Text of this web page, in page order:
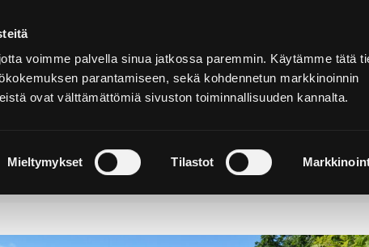
voimme palvella sinua jatkossa paremmin. Käytämme tätä
parantamiseen, sekä kohdennetun markkinoinnin
ovat välttämättömiä sivuston toiminnallisuuden kannalta.
Mieltymykset Tilastot